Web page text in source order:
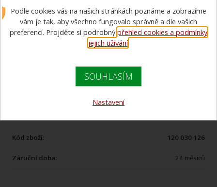
Kód zboží: 120 030 126
Záruční doba: 24 měsíců
Podle cookies vás na našich stránkách poznáme a zobrazíme
vám je tak, aby všechno fungovalo správně a dle vašich
preferencí. Projděte si podrobnýpřehled cookies a podmínky
jejich užívání.
SOUHLASÍM
Nastavení